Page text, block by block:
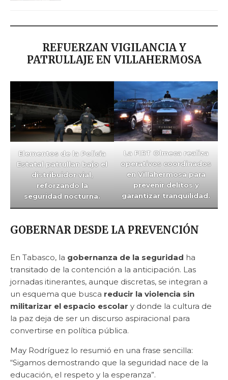
REFUERZAN VIGILANCIA Y
PATRULLAJE EN VILLAHERMOSA
Elementos de la Policía
Estatal patrullan bajo el
distribuidor vial,
reforzando la
seguridad nocturna.
La FIRT Olmeca realiza
operativos coordinados
en Villahermosa para
prevenir delitos y
garantizar tranquilidad.
GOBERNAR DESDE LA PREVENCIÓN
En Tabasco, la gobernanza de la seguridad ha
transitado de la contención a la anticipación. Las
jornadas itinerantes, aunque discretas, se integran a
un esquema que busca reducir la violencia sin
militarizar el espacio escolar y donde la cultura de
la paz deja de ser un discurso aspiracional para
convertirse en política pública.
May Rodríguez lo resumió en una frase sencilla:
“Sigamos demostrando que la seguridad nace de la
educación, el respeto y la esperanza”.